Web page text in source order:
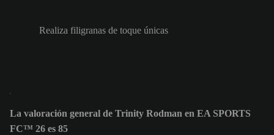
Realiza filigranas de toque únicas
La valoración general de Trinity Rodman en EA SPORTS
FC™ 26 es 85